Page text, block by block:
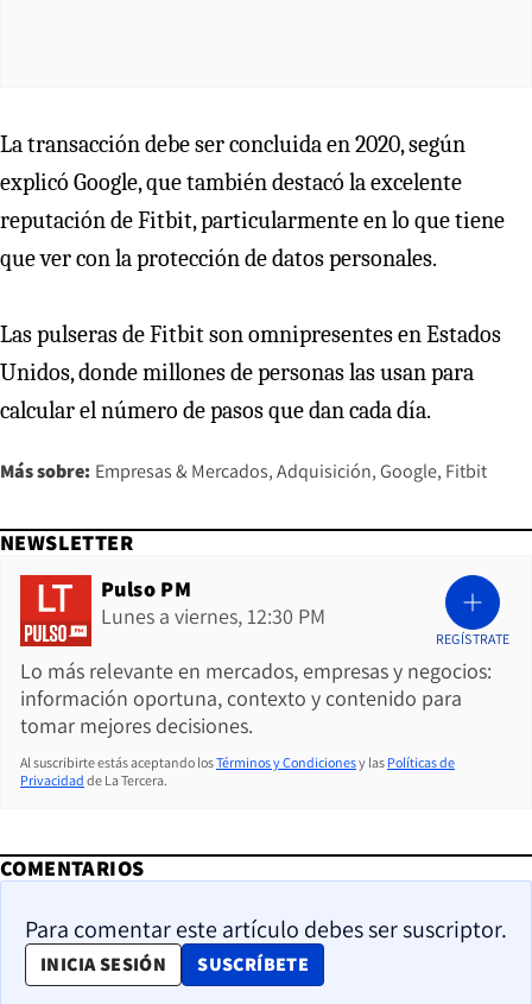
La transacción debe ser concluida en 2020, según
explicó Google, que también destacó la excelente
reputación de Fitbit, particularmente en lo que tiene
que ver con la protección de datos personales.
Las pulseras de Fitbit son omnipresentes en Estados
Unidos, donde millones de personas las usan para
calcular el número de pasos que dan cada día.
Más sobre: Empresas & Mercados Adquisición Google Fitbit
NEWSLETTER
Pulso PM
Lunes a viernes, 12:30 PM
Lo más relevante en mercados, empresas y negocios:
información oportuna, contexto y contenido para
tomar mejores decisiones.
REGÍSTRATE
Al suscribirte estás aceptando losTérminos y Condicionesy las Políticas de
Privacidad de La Tercera.
COMENTARIOS
Para comentar este artículo debes ser suscriptor.
INICIA SESIÓN SUSCRÍBETE
OPENS IN NEW WINDOW